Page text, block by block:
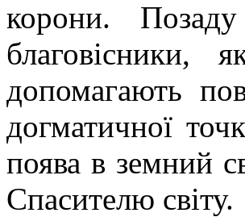
корони.
допомагають
догматичної
поява в земний
Спасителю світу.